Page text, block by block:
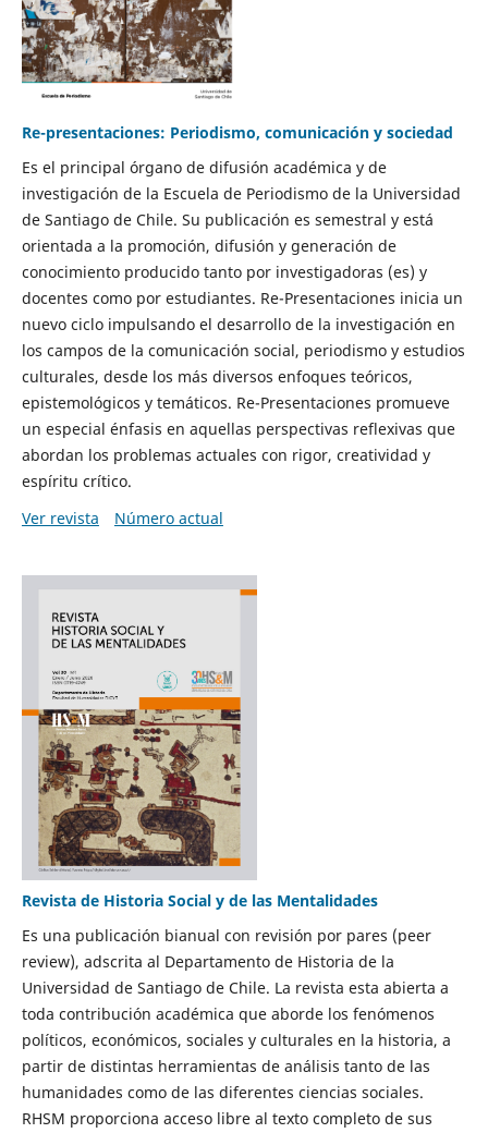
Re-presentaciones: Periodismo, comunicación y sociedad
Es el principal órgano de difusión académica y de
investigación de la Escuela de Periodismo de la Universidad
de Santiago de Chile. Su publicación es semestral y está
orientada a la promoción, difusión y generación de
conocimiento producido tanto por investigadoras (es) y
docentes como por estudiantes. Re-Presentaciones inicia un
nuevo ciclo impulsando el desarrollo de la investigación en
los campos de la comunicación social, periodismo y estudios
culturales, desde los más diversos enfoques teóricos,
epistemológicos y temáticos. Re-Presentaciones promueve
un especial énfasis en aquellas perspectivas reflexivas que
abordan los problemas actuales con rigor, creatividad y
espíritu crítico.
Ver revista
Número actual
Revista de Historia Social y de las Mentalidades
Es una publicación bianual con revisión por pares (peer
review), adscrita al Departamento de Historia de la
Universidad de Santiago de Chile. La revista esta abierta a
toda contribución académica que aborde los fenómenos
políticos, económicos, sociales y culturales en la historia, a
partir de distintas herramientas de análisis tanto de las
humanidades como de las diferentes ciencias sociales.
RHSM proporciona acceso libre al texto completo de sus